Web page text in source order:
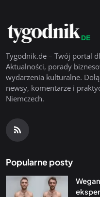
Tygodnik.de – Twój portal
Aktualności, porady
wydarzenia kulturalne.
newsy, komentarze i
Niemczech.
Popularne posty